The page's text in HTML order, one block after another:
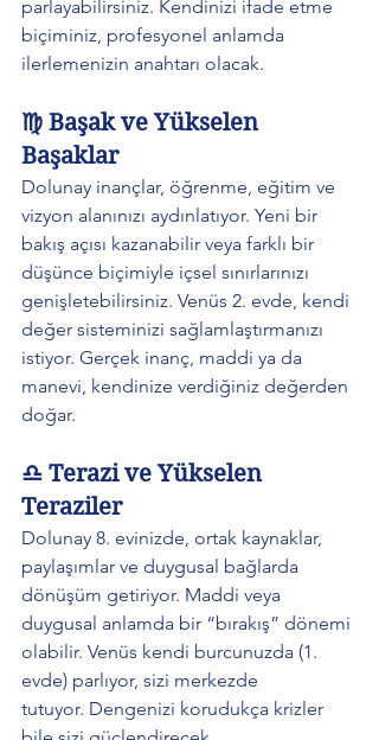
parlayabilirsiniz. Kendinizi ifade etme
biçiminiz, profesyonel anlamda
ilerlemenizin anahtarı olacak.
♍ Başak ve Yükselen
Başaklar
Dolunay inançlar, öğrenme, eğitim ve
vizyon alanınızı aydınlatıyor. Yeni bir
bakış açısı kazanabilir veya farklı bir
düşünce biçimiyle içsel sınırlarınızı
genişletebilirsiniz. Venüs 2. evde, kendi
değer sisteminizi sağlamlaştırmanızı
istiyor. Gerçek inanç, maddi ya da
manevi, kendinize verdiğiniz değerden
doğar.
♎ Terazi ve Yükselen
Teraziler
Dolunay 8. evinizde, ortak kaynaklar,
paylaşımlar ve duygusal bağlarda
dönüşüm getiriyor. Maddi veya
duygusal anlamda bir “bırakış” dönemi
olabilir. Venüs kendi burcunuzda (1.
evde) parlıyor, sizi merkezde
tutuyor. Dengenizi korudukça krizler